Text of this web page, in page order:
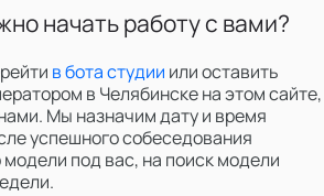
начать работу с вами?
в бота студии или оставить
в Челябинскена этом сайте,
Мы назначим дату и время
успешного собеседования
под вас, на поиск модели